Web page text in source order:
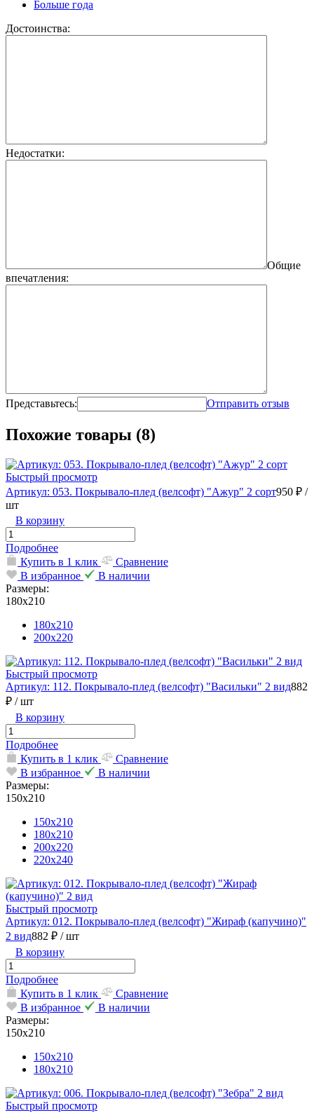
Больше года
Достоинства:
Недостатки:
Общие
впечатления:
Представьтесь: Отправить отзыв
Похожие товары (8)
Быстрый просмотр
Артикул: 053. Покрывало-плед (велсофт) "Ажур" 2 сорт950 ₽ /
шт
В корзину
Подробнее
Купить в 1 клик
Сравнение
В избранное
В наличии
Размеры:
180х210
180х210
200х220
Быстрый просмотр
Артикул: 112. Покрывало-плед (велсофт) "Васильки" 2 вид882
₽ / шт
В корзину
Подробнее
Купить в 1 клик
Сравнение
В избранное
В наличии
Размеры:
150х210
150х210
180х210
200х220
220х240
Быстрый просмотр
Артикул: 012. Покрывало-плед (велсофт) "Жираф (капучино)"
2 вид882 ₽ / шт
В корзину
Подробнее
Купить в 1 клик
Сравнение
В избранное
В наличии
Размеры:
150х210
150х210
180х210
Быстрый просмотр